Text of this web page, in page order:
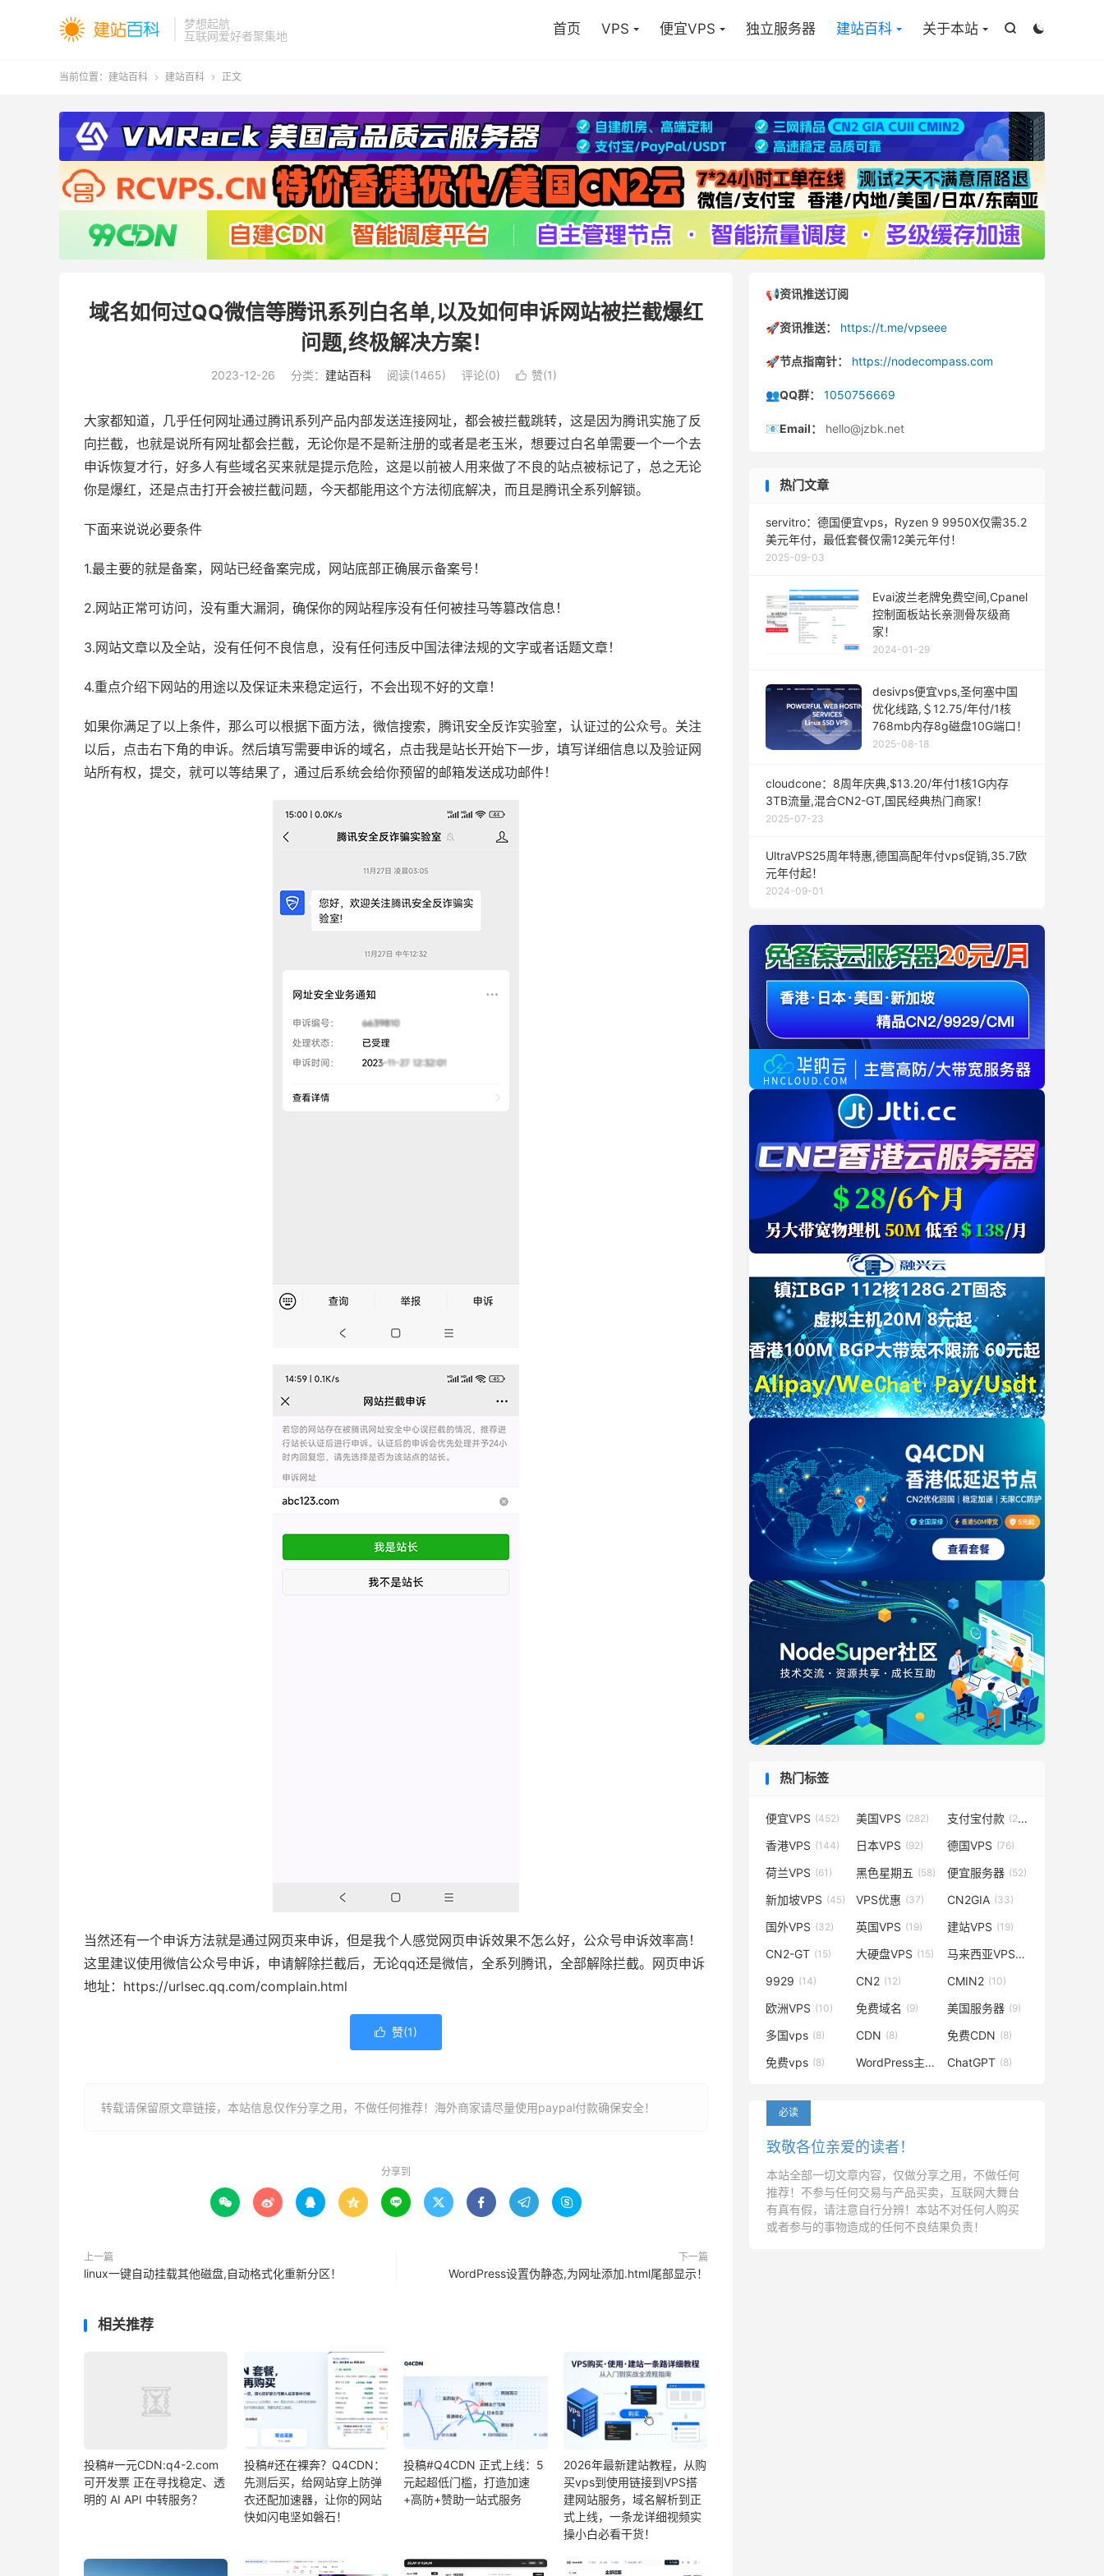
梦想起航
互联网爱好者聚集地


首页 VPS 便宜VPS 独立服务器 建站百科 关于本站
当前位置： 建站百科  建站百科  正文
域名如何过QQ微信等腾讯系列白名单,以及如何申诉网站被拦截爆红
问题,终极解决方案！
2023-12-26 分类： 建站百科 阅读(1465) 评论(0)  赞(1)
大家都知道，几乎任何网址通过腾讯系列产品内部发送连接网址，都会被拦截跳转，这是因为腾讯实施了反
向拦截，也就是说所有网址都会拦截，无论你是不是新注册的或者是老玉米，想要过白名单需要一个一个去
申诉恢复才行，好多人有些域名买来就是提示危险，这是以前被人用来做了不良的站点被标记了，总之无论
你是爆红，还是点击打开会被拦截问题，今天都能用这个方法彻底解决，而且是腾讯全系列解锁。
下面来说说必要条件
1.最主要的就是备案，网站已经备案完成，网站底部正确展示备案号！
2.网站正常可访问，没有重大漏洞，确保你的网站程序没有任何被挂马等篡改信息！
3.网站文章以及全站，没有任何不良信息，没有任何违反中国法律法规的文字或者话题文章！
4.重点介绍下网站的用途以及保证未来稳定运行，不会出现不好的文章！
如果你满足了以上条件，那么可以根据下面方法，微信搜索，腾讯安全反诈实验室，认证过的公众号。关注
以后，点击右下角的申诉。然后填写需要申诉的域名，点击我是站长开始下一步，填写详细信息以及验证网
站所有权，提交，就可以等结果了，通过后系统会给你预留的邮箱发送成功邮件！
当然还有一个申诉方法就是通过网页来申诉，但是我个人感觉网页申诉效果不怎么好，公众号申诉效率高！
这里建议使用微信公众号申诉，申请解除拦截后，无论qq还是微信，全系列腾讯，全部解除拦截。网页申诉
地址：https://urlsec.qq.com/complain.html
 赞(1)
转载请保留原文章链接，本站信息仅作分享之用，不做任何推荐！海外商家请尽量使用paypal付款确保安全！
分享到
        
上一篇
linux一键自动挂载其他磁盘,自动格式化重新分区！
下一篇
WordPress设置伪静态,为网址添加.html尾部显示！
相关推荐
投稿#一元CDN:q4-2.com
可开发票 正在寻找稳定、透
明的 AI API 中转服务？
投稿#还在裸奔？Q4CDN：
先测后买，给网站穿上防弹
衣还配加速器，让你的网站
快如闪电坚如磐石！
投稿#Q4CDN 正式上线：5
元起超低门槛，打造加速
+高防+赞助一站式服务
2026年最新建站教程，从购
买vps到使用链接到VPS搭
建网站服务，域名解析到正
式上线，一条龙详细视频实
操小白必看干货！
📢资讯推送订阅
🚀资讯推送： https://t.me/vpseee
🚀节点指南针： https://nodecompass.com
👥QQ群： 1050756669
📧Email： hello@jzbk.net
热门文章
servitro：德国便宜vps，Ryzen 9 9950X仅需35.2
美元年付，最低套餐仅需12美元年付！
2025-09-03
Evai波兰老牌免费空间,Cpanel
控制面板站长亲测骨灰级商
家！
2024-01-29
desivps便宜vps,圣何塞中国
优化线路,＄12.75/年付/1核
768mb内存8g磁盘10G端口！
2025-08-18
cloudcone：8周年庆典,$13.20/年付1核1G内存
3TB流量,混合CN2-GT,国民经典热门商家！
2025-07-23
UltraVPS25周年特惠,德国高配年付vps促销,35.7欧
元年付起！
2024-09-01
热门标签
便宜VPS (452) 美国VPS (282) 支付宝付款 (231)
香港VPS (144) 日本VPS (92) 德国VPS (76)
荷兰VPS (61) 黑色星期五 (58) 便宜服务器 (52)
新加坡VPS (45) VPS优惠 (37) CN2GIA (33)
国外VPS (32) 英国VPS (19) 建站VPS (19)
CN2-GT (15) 大硬盘VPS (15) 马来西亚VPS(14)
9929 (14) CN2 (12) CMIN2 (10)
欧洲VPS (10) 免费域名 (9) 美国服务器 (9)
多国vps (8) CDN (8) 免费CDN (8)
免费vps (8) WordPress主题 (8)
ChatGPT (8)
必读
致敬各位亲爱的读者！
本站全部一切文章内容，仅做分享之用，不做任何
推荐！不参与任何交易与产品买卖，互联网大舞台
有真有假，请注意自行分辨！本站不对任何人购买
或者参与的事物造成的任何不良结果负责！